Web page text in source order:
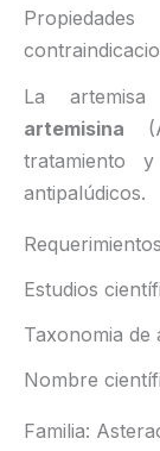
La
artemisina
tratamiento
antipalúdicos.
Estudios
Taxonomia de
Nombre
Familia: